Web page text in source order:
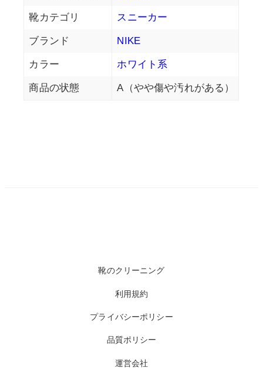
靴カテゴリ スニーカー
ブランド NIKE
カラー ホワイト系
商品の状態 A（やや傷や汚れがある）
靴のクリーニング
利用規約
プライバシーポリシー
品質ポリシー
運営会社